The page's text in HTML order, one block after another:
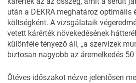
után a DEKRA meghatároz optimális
költségként. A vizsgálataik
vetett kárérték növekedésének
különféle tényező áll, „a szervizek
biztosan nagyobb az áremelkedés 50
Ötéves időszakot nézve jelentősen